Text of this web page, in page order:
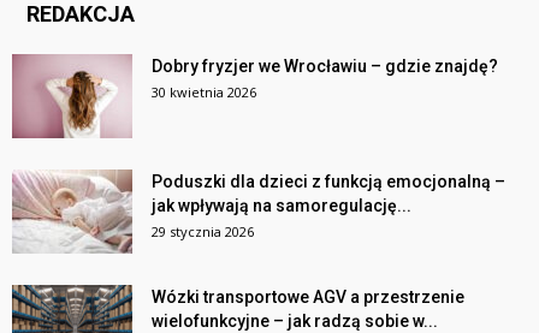
REDAKCJA
Dobry fryzjer we Wrocławiu – gdzie znajdę?
30 kwietnia 2026
Poduszki dla dzieci z funkcją emocjonalną –
jak wpływają na samoregulację...
29 stycznia 2026
Wózki transportowe AGV a przestrzenie
wielofunkcyjne – jak radzą sobie w...